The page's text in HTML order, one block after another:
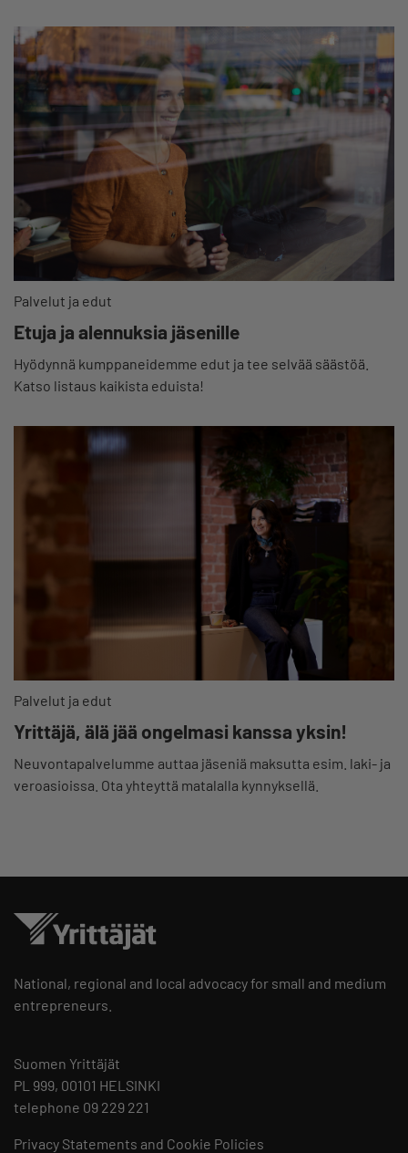
Palvelut ja edut
Etuja ja alennuksia jäsenille
Hyödynnä kumppaneidemme edut ja tee selvää säästöä.
Katso listaus kaikista eduista!
Palvelut ja edut
Yrittäjä, älä jää ongelmasi kanssa yksin!
Neuvontapalvelumme auttaa jäseniä maksutta esim. laki- ja
veroasioissa. Ota yhteyttä matalalla kynnyksellä.
National, regional and local advocacy for small and medium
entrepreneurs.
Suomen Yrittäjät
PL 999, 00101 HELSINKI
telephone 09 229 221
Privacy Statements and Cookie Policies